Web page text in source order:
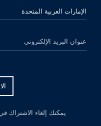
الرجاء اختيار بلدك
عنوان البريد الإلكتروني
يمكنك إلغاء الاشتراك